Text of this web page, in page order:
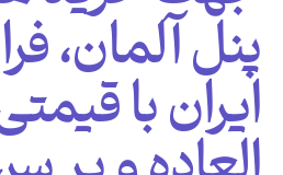
پنل آلمان،
ایران با